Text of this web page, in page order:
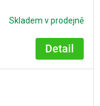
Skladem v prodejně
Detail